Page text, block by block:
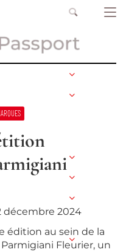
décembre 2024
édition au sein de la
Parmigiani Fleurier, un